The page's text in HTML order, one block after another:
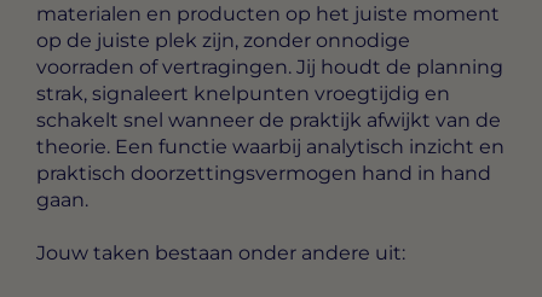
materialen en producten op het juiste moment
op de juiste plek zijn, zonder onnodige
voorraden of vertragingen. Jij houdt de planning
strak, signaleert knelpunten vroegtijdig en
schakelt snel wanneer de praktijk afwijkt van de
theorie. Een functie waarbij analytisch inzicht en
praktisch doorzettingsvermogen hand in hand
gaan.
Jouw taken bestaan onder andere uit: